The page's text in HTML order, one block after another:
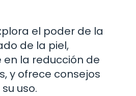
el poder de la
de la piel,
la reducción de
y ofrece consejos
uso.